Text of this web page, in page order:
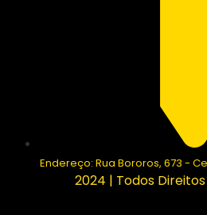
Endereço: Rua Bororos, 673 -
2024 | Todos